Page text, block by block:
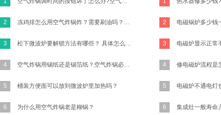
2 冻鸡排怎么用空气炸锅炸？需要刷油吗？怎么做才好吃有味道？买新鲜的鸡胸肉的话怎么做？
3 松下微波炉要解锁方法有哪些？ 具体怎么操作？
4 空气炸锅用锡纸还是锡箔纸？空气炸锅必须要放锡纸吗?
5 桶装方便面可以放到微波炉里加热吗？
6 为什么用空气炸锅老是糊锅？
2
3
4
5
6